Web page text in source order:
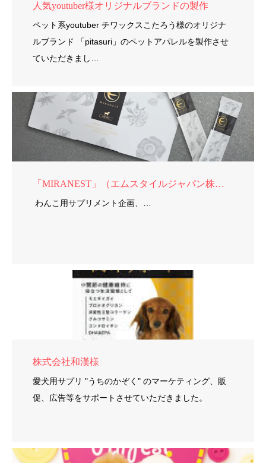
人気youtuber様オリジナルブランドの製作
ペット系youtuber チワックスこたろう様のオリジナ
ルブランド 「pitasuri」のペットアパレルを製作させ
ていただきまし…
「MIRANEST」（エムスタイルジャパン株式会社）様
わんこ用サプリメント企画、…
株式会社和漢様
愛犬用サプリ "うちのかぞく" のマーケティング、販
促、広告等をサポートさせていただきました。